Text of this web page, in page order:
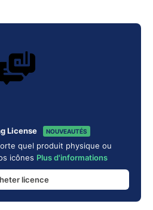
License NOUVEAUTÉS
quel produit physique ou
icônes Plus d'informations
licence